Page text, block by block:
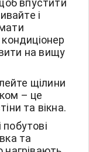
і
на вищу
щілини
– це
та вікна.
та